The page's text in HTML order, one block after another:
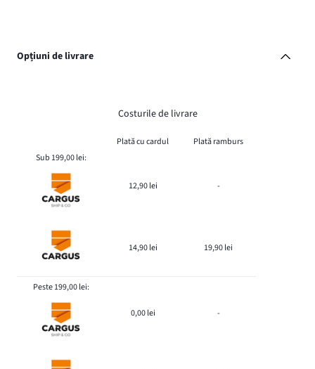
Opțiuni de livrare
Costurile de livrare
Plată cu cardul
Plată ramburs
Sub 199,00 lei:
12,90 lei -
14,90 lei 19,90 lei
Peste 199,00 lei:
0,00 lei -